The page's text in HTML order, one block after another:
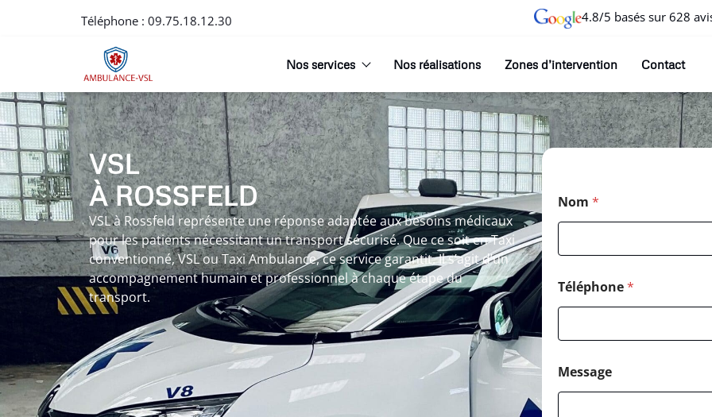
Téléphone : 09.75.18.12.30 4.8/5 basés sur 628
Nos services Nos réalisations Zones d’intervention Contact
VSL
À ROSSFELD
VSL à Rossfeld représente une réponse adaptée aux besoins médicaux
pour les patients nécessitant un transport sécurisé. Que ce soit en Taxi
conventionné, VSL ou Taxi Ambulance, ce service garantit. Il s’agit d’un
accompagnement humain et professionnel à chaque étape du
transport.
Nom *
Téléphone*
Message